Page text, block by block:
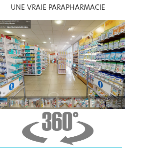
UNE VRAIE PARAPHARMACIE